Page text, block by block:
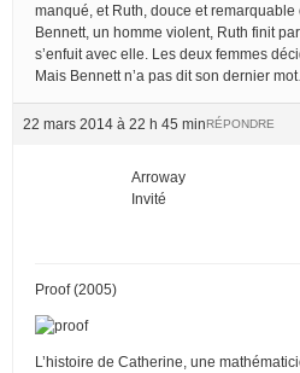
manqué, et Ruth, douce et
Bennett, un homme violent, Ruth finit
s’enfuit avec elle. Les deux femmes
Mais Bennett n’a pas dit son dernier
22 mars 2014 à 22 h 45 minRÉPONDRE
Arroway
Invité
Proof (2005)
L’histoire de Catherine, une